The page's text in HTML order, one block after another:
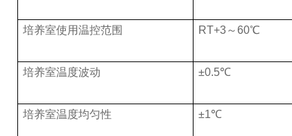
培养室使用温控范围 RT+3～60℃
培养室温度波动 ±0.5℃
培养室温度均匀性 ±1℃